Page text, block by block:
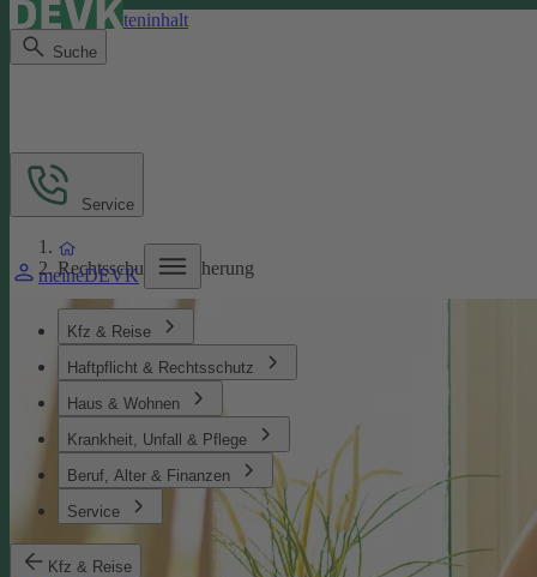
Direkt zum Seiteninhalt
Suche
meineDEVK
Kfz & Reise
Haftpflicht & Rechtsschutz
Haus & Wohnen
Krankheit, Unfall & Pflege
Beruf, Alter & Finanzen
Service
Kfz & Reise
Service
Rechtsschutzversicherung